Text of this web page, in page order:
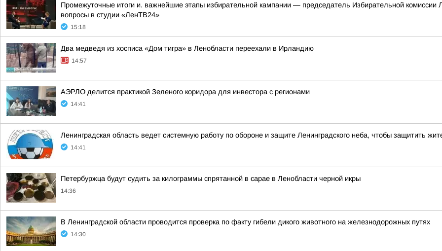
Промежуточные итоги и. важнейшие этапы избирательной кампании — председатель Избирательной комиссии
вопросы в студии «ЛенТВ24»
15:18
Два медведя из хосписа «Дом тигра» в Ленобласти переехали в Ирландию
14:57
АЭРЛО делится практикой Зеленого коридора для инвестора с регионами
14:41
Ленинградская область ведет системную работу по обороне и защите Ленинградского неба, чтобы защитить
14:41
Петербуржца будут судить за килограммы спрятанной в сарае в Ленобласти черной икры
14:36
В Ленинградской области проводится проверка по факту гибели дикого животного на железнодорожных путях
14:30